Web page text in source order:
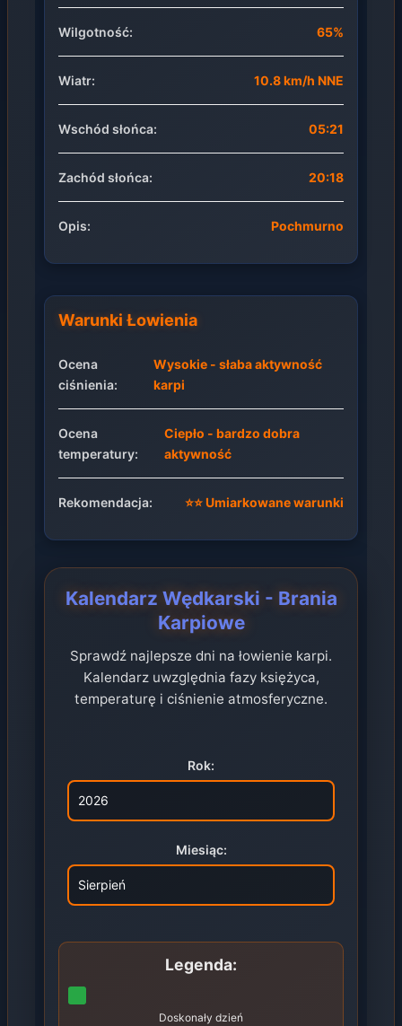
Wilgotność: 65%
Wiatr: 10.8 km/h NNE
Wschód słońca: 05:21
Zachód słońca: 20:18
Opis: Pochmurno
Warunki Łowienia
Ocena
ciśnienia:
Wysokie - słaba aktywność
karpi
Ocena
temperatury:
Ciepło - bardzo dobra
aktywność
Rekomendacja: ⭐⭐ Umiarkowane warunki
Kalendarz Wędkarski - Brania
Karpiowe
Sprawdź najlepsze dni na łowienie karpi.
Kalendarz uwzględnia fazy księżyca,
temperaturę i ciśnienie atmosferyczne.
Rok:
Miesiąc:
Legenda:
Doskonały dzień